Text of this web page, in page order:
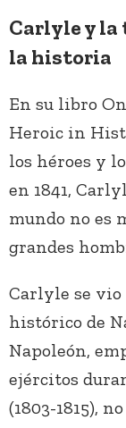
Carlyle y la
la historia
En su libro
Heroic in
los héroes y
en 1841,
mundo no es
grandes
Carlyle se
histórico de
Napoleón,
ejércitos
(1803-1815),